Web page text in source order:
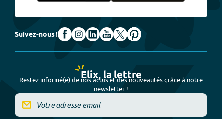
Suivez-nous !
Elix, la lettre
Restez informé(e) de nos actus et des nouveautés grâce à notre
newsletter !